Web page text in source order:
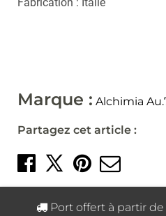
Fabrication : Italie
Marque : Alchimia
Partagez cet article :
Partager sur
Partager
Créer
Port offert à partir de